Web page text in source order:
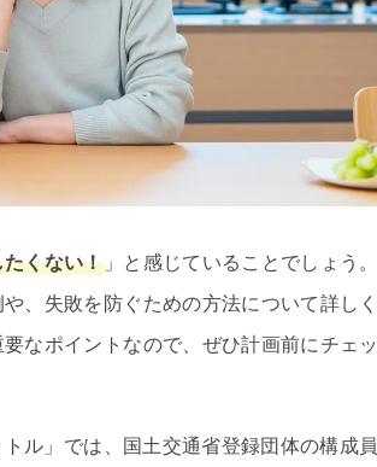
たくない！」と感じていることでしょう。
、失敗を防ぐための方法について詳しく
なポイントなので、ぜひ計画前にチェッ
ル」では、国土交通省登録団体の構成員